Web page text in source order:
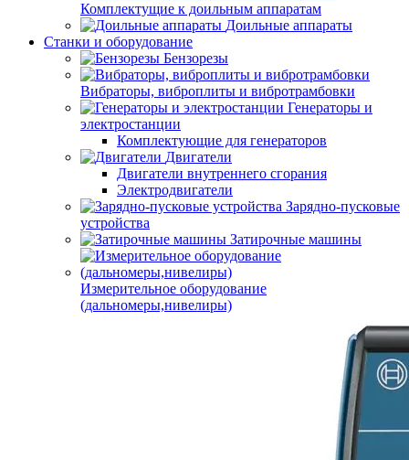
Комплектущие к доильным аппаратам
Доильные аппараты
Станки и оборудование
Бензорезы
Вибраторы, виброплиты и вибротрамбовки
Генераторы и
электростанции
Комплектующие для генераторов
Двигатели
Двигатели внутреннего сгорания
Электродвигатели
Зарядно-пусковые
устройства
Затирочные машины
Измерительное оборудование
(дальномеры,нивелиры)